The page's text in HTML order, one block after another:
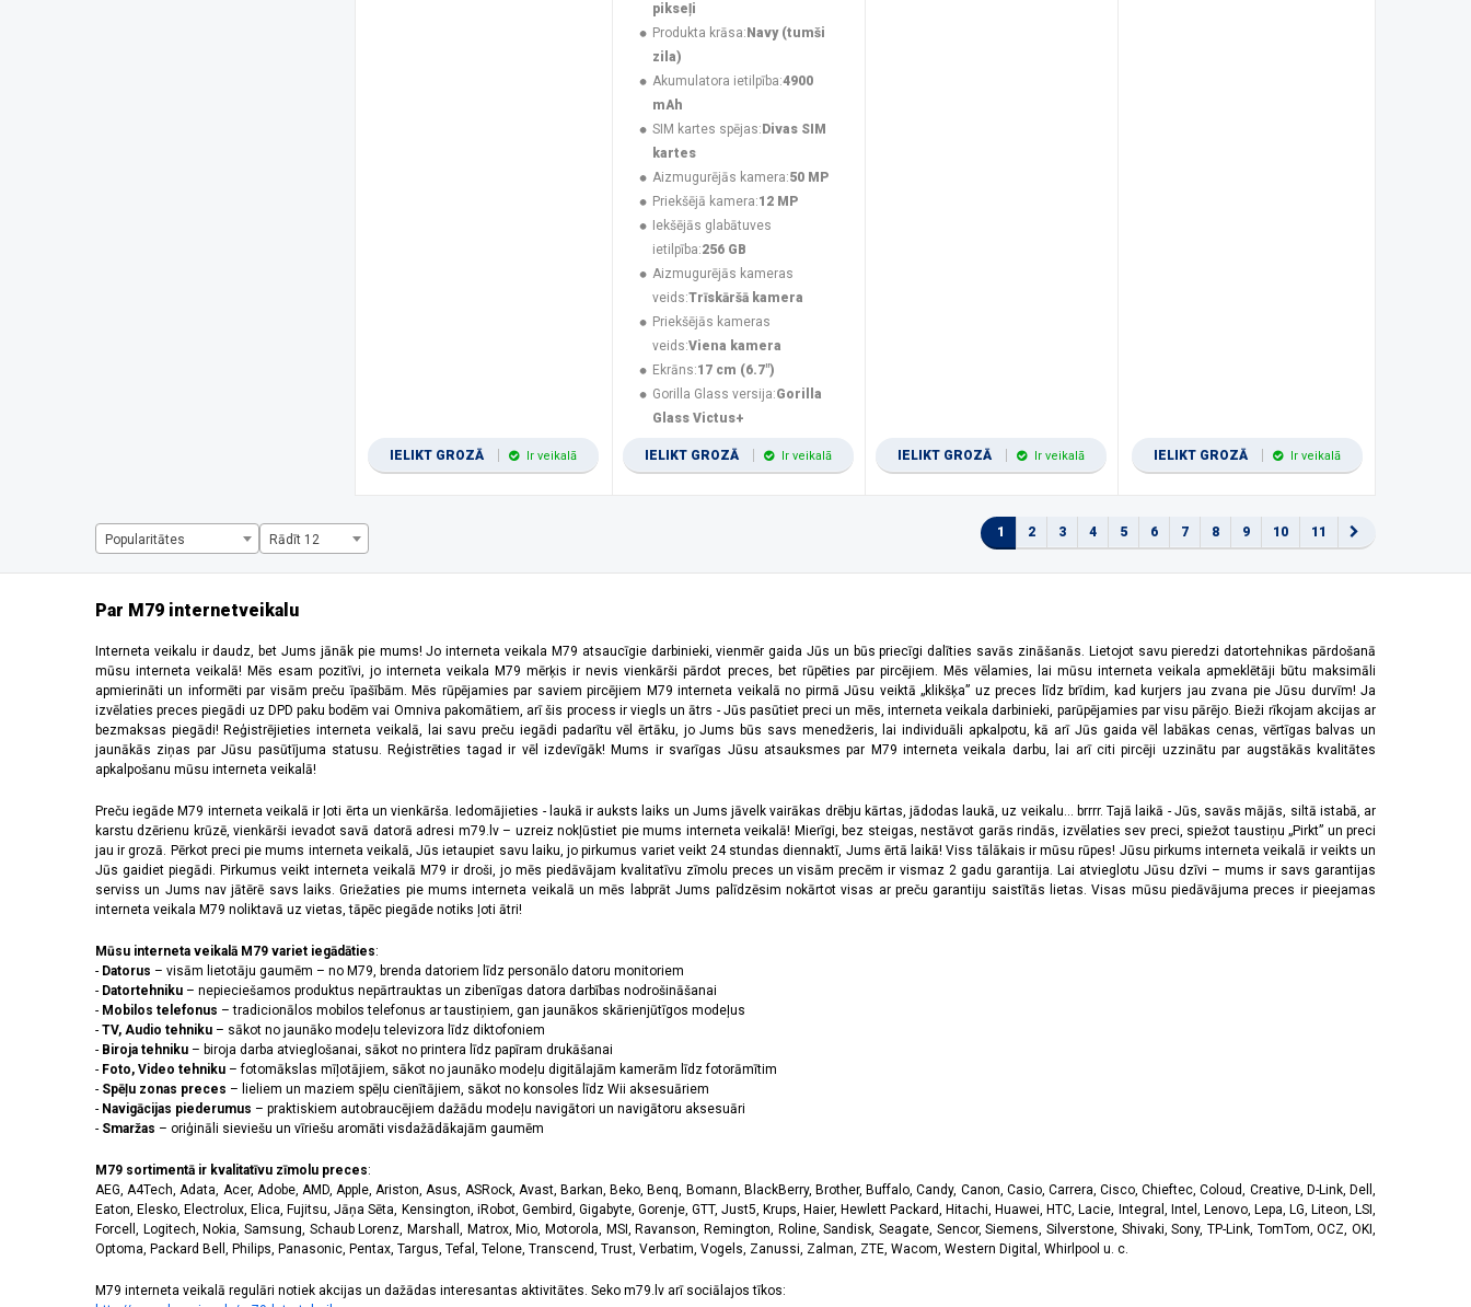
2184 x 1968 pikseļi
(5)
220 x 176 pikseļi (3)
2340 x 1080 pikseļi (28)
2392 x 1080 pikseļi
2400 x 1080 pikseļi (10)
2408 x 1080 pikseļi
(5)
2412 x 1080 pikseļi (6)
2440 x 2240 pikseļi
(2)
2448 x 1080 pikseļi (1)
2510 x 1156 pikseļi (1)
2532 x 1170 pikseļi (11)
2556 x 1179 pikseļi
(14)
2608 x 1200 pikseļi (2)
2622 x 1206 pikseļi (3)
2640 x 1080 pikseļi (3)
2712 x 1220 pikseļi (9)
2772 x 1280 pikseļi (1)
2778 x 1284 pikseļi (5)
2780 x 1264 pikseļi (1)
2796 x 1290 pikseļi
(9)
2800 x 1272 pikseļi
(1)
2800 x 1280 pikseļi (2)
2844 x 1260 pikseļi (1)
3120 x 1440 pikseļi
320 x 240 pikseļi (14)
3200 x 1140 pikseļi (1)
3200 x 1440 pikseļi (1)
IELIKT GROZĀ Ir veikalā
pikseļi
Produkta krāsa: Navy (tumši
zila)
Akumulatora ietilpība:4900
mAh
SIM kartes spējas: Divas SIM
kartes
Aizmugurējās kamera:50 MP
Priekšējā kamera:12 MP
Iekšējās glabātuves
ietilpība:256 GB
Aizmugurējās kameras
veids:Trīskāršā kamera
Priekšējās kameras
veids:Viena kamera
Ekrāns:17 cm (6.7")
Gorilla Glass versija:Gorilla
Glass Victus+
IELIKT GROZĀ Ir veikalā IELIKT GROZĀ Ir veikalā IELIKT GROZĀ Ir veikalā
1 2 3 4 5 6 7 8 9 10 11
Popularitātes Rādīt 12
Par M79 internetveikalu
Interneta veikalu ir daudz, bet Jums jānāk pie mums! Jo interneta veikala M79 atsaucīgie darbinieki, vienmēr gaida Jūs un būs priecīgi dalīties savās zināšanās. Lietojot savu pieredzi datortehnikas pārdošanā
mūsu interneta veikalā! Mēs esam pozitīvi, jo interneta veikala M79 mērķis ir nevis vienkārši pārdot preces, bet rūpēties par pircējiem. Mēs vēlamies, lai mūsu interneta veikala apmeklētāji būtu maksimāli
apmierināti un informēti par visām preču īpašībām. Mēs rūpējamies par saviem pircējiem M79 interneta veikalā no pirmā Jūsu veiktā „klikšķa” uz preces līdz brīdim, kad kurjers jau zvana pie Jūsu durvīm! Ja
izvēlaties preces piegādi uz DPD paku bodēm vai Omniva pakomātiem, arī šis process ir viegls un ātrs - Jūs pasūtiet preci un mēs, interneta veikala darbinieki, parūpējamies par visu pārējo. Bieži rīkojam akcijas ar
bezmaksas piegādi! Reģistrējieties interneta veikalā, lai savu preču iegādi padarītu vēl ērtāku, jo Jums būs savs menedžeris, lai individuāli apkalpotu, kā arī Jūs gaida vēl labākas cenas, vērtīgas balvas un
jaunākās ziņas par Jūsu pasūtījuma statusu. Reģistrēties tagad ir vēl izdevīgāk! Mums ir svarīgas Jūsu atsauksmes par M79 interneta veikala darbu, lai arī citi pircēji uzzinātu par augstākās kvalitātes
apkalpošanu mūsu interneta veikalā!
Preču iegāde M79 interneta veikalā ir ļoti ērta un vienkārša. Iedomājieties - laukā ir auksts laiks un Jums jāvelk vairākas drēbju kārtas, jādodas laukā, uz veikalu... brrrr. Tajā laikā - Jūs, savās mājās, siltā istabā, ar
karstu dzērienu krūzē, vienkārši ievadot savā datorā adresi m79.lv – uzreiz nokļūstiet pie mums interneta veikalā! Mierīgi, bez steigas, nestāvot garās rindās, izvēlaties sev preci, spiežot taustiņu „Pirkt” un preci
jau ir grozā. Pērkot preci pie mums interneta veikalā, Jūs ietaupiet savu laiku, jo pirkumus variet veikt 24 stundas diennaktī, Jums ērtā laikā! Viss tālākais ir mūsu rūpes! Jūsu pirkums interneta veikalā ir veikts un
Jūs gaidiet piegādi. Pirkumus veikt interneta veikalā M79 ir droši, jo mēs piedāvājam kvalitatīvu zīmolu preces un visām precēm ir vismaz 2 gadu garantija. Lai atvieglotu Jūsu dzīvi – mums ir savs garantijas
serviss un Jums nav jātērē savs laiks. Griežaties pie mums interneta veikalā un mēs labprāt Jums palīdzēsim nokārtot visas ar preču garantiju saistītās lietas. Visas mūsu piedāvājuma preces ir pieejamas
interneta veikala M79 noliktavā uz vietas, tāpēc piegāde notiks ļoti ātri!
Mūsu interneta veikalā M79 variet iegādāties:
- Datorus – visām lietotāju gaumēm – no M79, brenda datoriem līdz personālo datoru monitoriem
- Datortehniku – nepieciešamos produktus nepārtrauktas un zibenīgas datora darbības nodrošināšanai
- Mobilos telefonus – tradicionālos mobilos telefonus ar taustiņiem, gan jaunākos skārienjūtīgos modeļus
- TV, Audio tehniku – sākot no jaunāko modeļu televizora līdz diktofoniem
- Biroja tehniku – biroja darba atvieglošanai, sākot no printera līdz papīram drukāšanai
- Foto, Video tehniku – fotomākslas mīļotājiem, sākot no jaunāko modeļu digitālajām kamerām līdz fotorāmītim
- Spēļu zonas preces – lieliem un maziem spēļu cienītājiem, sākot no konsoles līdz Wii aksesuāriem
- Navigācijas piederumus – praktiskiem autobraucējiem dažādu modeļu navigātori un navigātoru aksesuāri
- Smaržas – oriģināli sieviešu un vīriešu aromāti visdažādākajām gaumēm
M79 sortimentā ir kvalitatīvu zīmolu preces:
AEG, A4Tech, Adata, Acer, Adobe, AMD, Apple, Ariston, Asus, ASRock, Avast, Barkan, Beko, Benq, Bomann, BlackBerry, Brother, Buffalo, Candy, Canon, Casio, Carrera, Cisco, Chieftec, Coloud, Creative, D-Link, Dell,
Eaton, Elesko, Electrolux, Elica, Fujitsu, Jāņa Sēta, Kensington, iRobot, Gembird, Gigabyte, Gorenje, GTT, Just5, Krups, Haier, Hewlett Packard, Hitachi, Huawei, HTC, Lacie, Integral, Intel, Lenovo, Lepa, LG, Liteon, LSI,
Forcell, Logitech, Nokia, Samsung, Schaub Lorenz, Marshall, Matrox, Mio, Motorola, MSI, Ravanson, Remington, Roline, Sandisk, Seagate, Sencor, Siemens, Silverstone, Shivaki, Sony, TP-Link, TomTom, OCZ, OKI,
Optoma, Packard Bell, Philips, Panasonic, Pentax, Targus, Tefal, Telone, Transcend, Trust, Verbatim, Vogels, Zanussi, Zalman, ZTE, Wacom, Western Digital, Whirlpool u. c.
M79 interneta veikalā regulāri notiek akcijas un dažādas interesantas aktivitātes. Seko m79.lv arī sociālajos tīkos: